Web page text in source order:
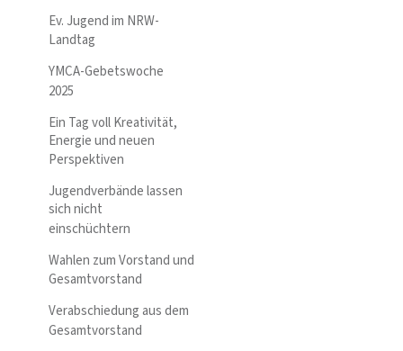
Ev. Jugend im NRW-
Landtag
YMCA-Gebetswoche
2025
Ein Tag voll Kreativität,
Energie und neuen
Perspektiven
Jugendverbände lassen
sich nicht
einschüchtern
Wahlen zum Vorstand und
Gesamtvorstand
Verabschiedung aus dem
Gesamtvorstand